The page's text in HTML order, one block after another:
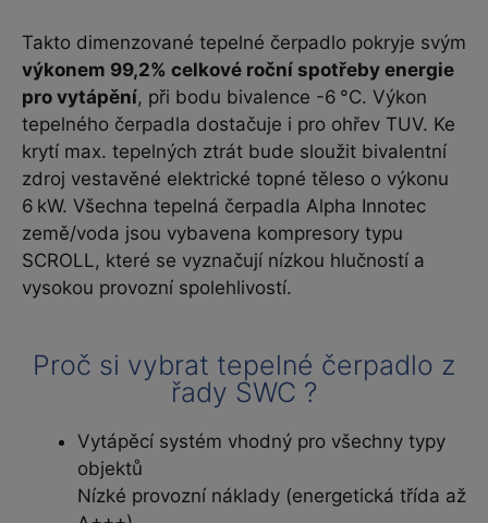
Takto dimenzované tepelné čerpadlo pokryje svým
výkonem 99,2% celkové roční spotřeby energie
pro vytápění, při bodu bivalence -6 °C. Výkon
tepelného čerpadla dostačuje i pro ohřev TUV. Ke
krytí max. tepelných ztrát bude sloužit bivalentní
zdroj vestavěné elektrické topné těleso o výkonu
6 kW. Všechna tepelná čerpadla Alpha Innotec
země/voda jsou vybavena kompresory typu
SCROLL, které se vyznačují nízkou hlučností a
vysokou provozní spolehlivostí.
Proč si vybrat tepelné čerpadlo z
řady SWC ?
Vytápěcí systém vhodný pro všechny typy
objektů
Nízké provozní náklady (energetická třída až